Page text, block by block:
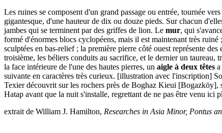
Les ruines se composent d'un grand passage ou entrée, tournée
gigantesque, d'une hauteur de dix ou douze pieds. Sur chacun
jambes qui se terminent par des griffes de lion. Le mur, qui
formé d'énormes blocs cyclopéens, mais il est maintenant très
sculptées en bas-relief ; la première pierre côté ouest représente
troisième, les béliers conduits au sacrifice, et le dernier un taureau,
la face intérieure de l'une des hautes pierres, un aigle à deux têtes
suivante en caractères très curieux. [illustration avec l'inscription]
Texier découvrit sur les rochers près de Boghaz Kieui [Bogazköy],
Hatap avant que la nuit s'installe, regrettant de ne pas être venu ici
extrait de William J. Hamilton, Researches in Asia Minor, Pontus